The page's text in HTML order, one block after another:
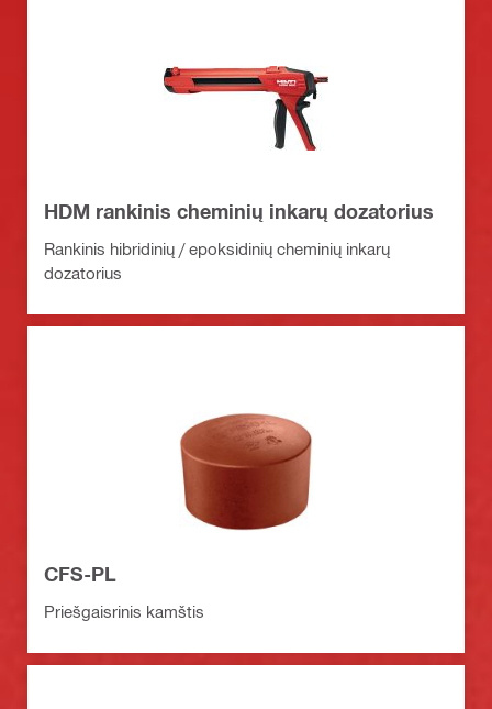
HDM rankinis cheminių inkarų dozatorius
Rankinis hibridinių / epoksidinių cheminių inkarų
dozatorius
CFS-PL
Priešgaisrinis kamštis